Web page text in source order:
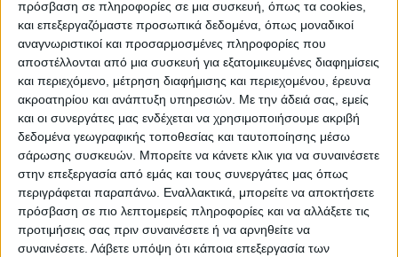
πρόσβαση σε πληροφορίες σε μια συσκευή, όπως τα cookies,
και επεξεργαζόμαστε προσωπικά δεδομένα, όπως μοναδικοί
αναγνωριστικοί και προσαρμοσμένες πληροφορίες που
αποστέλλονται από μια συσκευή για εξατομικευμένες διαφημίσεις
και περιεχόμενο, μέτρηση διαφήμισης και περιεχομένου, έρευνα
ακροατηρίου και ανάπτυξη υπηρεσιών. Με την άδειά σας, εμείς
και οι συνεργάτες μας ενδέχεται να χρησιμοποιήσουμε ακριβή
δεδομένα γεωγραφικής τοποθεσίας και ταυτοποίησης μέσω
σάρωσης συσκευών. Μπορείτε να κάνετε κλικ για να συναινέσετε
στην επεξεργασία από εμάς και τους συνεργάτες μας όπως
περιγράφεται παραπάνω. Εναλλακτικά, μπορείτε να αποκτήσετε
πρόσβαση σε πιο λεπτομερείς πληροφορίες και να αλλάξετε τις
προτιμήσεις σας πριν συναινέσετε ή να αρνηθείτε να
συναινέσετε. Λάβετε υπόψη ότι κάποια επεξεργασία των
Η αποκατάσταση όλων παραπάνω , απαιτεί
χρόνο ο οποίος είναι περιορισμένος μέχρι
την άνοιξη που αρχίζει η καλλιεργητική
περίοδος καθώς ήδη είμαστε στο χειμώνα
και κόστος που ανέρχεται στο 1.120.000 €
ποσό δυσανάλογο με τα οικονομικά
δεδομένα του Οργανισμού καθώς ο
προϋπολογισμός του βασίζεται
αποκλειστικά στις εισφορές των μελών του
που δεν είναι άλλοι από τους πληγέντες
παραγωγούς και δεν μπορεί να